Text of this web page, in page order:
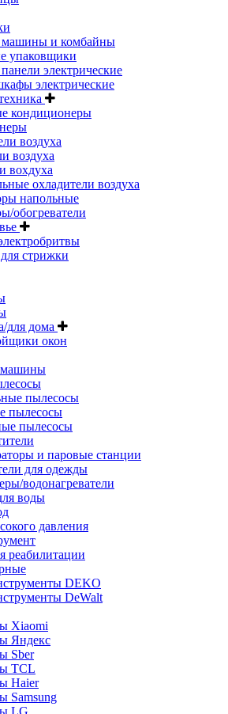
машины и комбайны
упаковщики
электрические
электрические
кондиционеры
воздуха
воздуха
вохдуха
охладители воздуха
напольные
обогреватели
стрижки
для дома
окон
пылесосы
пылесосы
пылесосы
и паровые станции
для одежды
водонагреватели
воды
давления
реабилитации
DEKO
DeWalt
Xiaomi
Яндекс
Sber
TCL
Haier
Samsung
LG